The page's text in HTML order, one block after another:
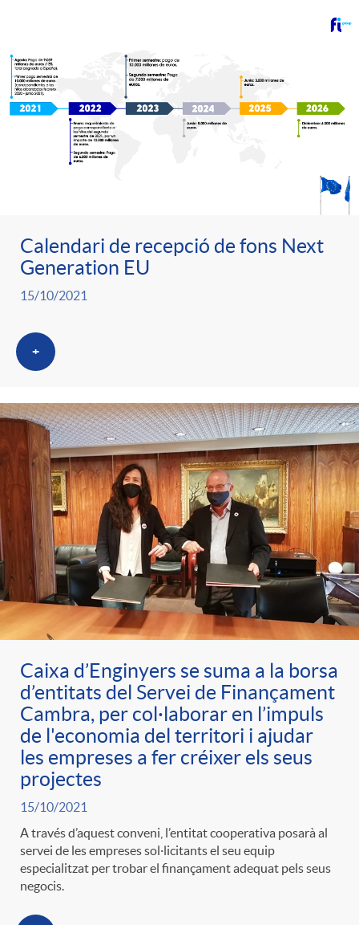
Calendari de recepció de fons Next
Generation EU
15/10/2021
+
Caixa d’Enginyers se suma a la borsa
d’entitats del Servei de Finançament
Cambra, per col·laborar en l’impuls
de l'economia del territori i ajudar
les empreses a fer créixer els seus
projectes
15/10/2021
A través d’aquest conveni, l’entitat cooperativa posarà al
servei de les empreses sol·licitants el seu equip
especialitzat per trobar el finançament adequat pels seus
negocis.